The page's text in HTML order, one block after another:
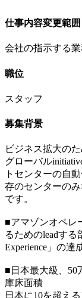
仕事内容変更範囲
会社の指示する業
職位
スタッフ
募集背景
ビジネス拡大の
グローバル
トセンターの自
存のセンターの
です。
■アマゾンオペレ
るためのleadする
Experience」の達
■日本最大級、50
庫床面積
日本に10を超え